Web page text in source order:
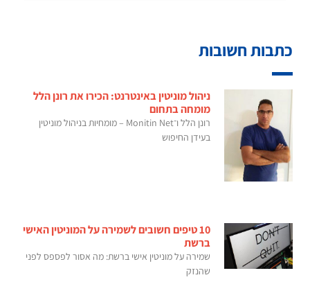
כתבות חשובות
ניהול מוניטין באינטרנט: הכירו את רונן הלל
מומחה בתחום
רונן הלל ו־Monitin Net – מומחיות בניהול מוניטין
בעידן החיפוש
10 טיפים חשובים לשמירה על המוניטין האישי
ברשת
שמירה על מוניטין אישי ברשת: מה אסור לפספס לפני
שהנזק